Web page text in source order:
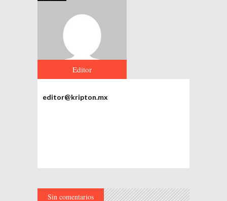
Editor
editor@kripton.mx
Sin comentarios